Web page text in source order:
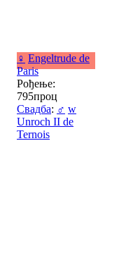
♀ Engeltrude de
Paris
Рођење:
795проц
Свадба: ♂ w
Unroch II de
Ternois